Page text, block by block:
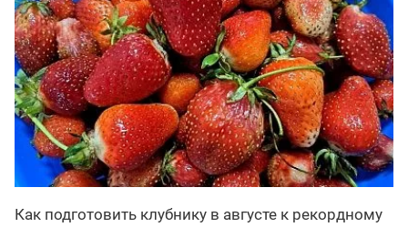
Как подготовить клубнику в августе к рекордному